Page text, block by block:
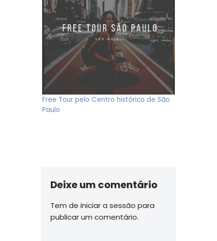
Free Tour pelo Centro histórico de São
Paulo
Deixe um comentário
Tem de iniciar a sessão para
publicar um comentário.